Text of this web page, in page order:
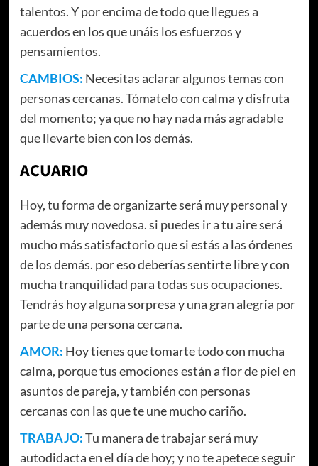
talentos. Y por encima de todo que llegues a
acuerdos en los que unáis los esfuerzos y
pensamientos.
CAMBIOS: Necesitas aclarar algunos temas con
personas cercanas. Tómatelo con calma y disfruta
del momento; ya que no hay nada más agradable
que llevarte bien con los demás.
ACUARIO
Hoy, tu forma de organizarte será muy personal y
además muy novedosa. si puedes ir a tu aire será
mucho más satisfactorio que si estás a las órdenes
de los demás. por eso deberías sentirte libre y con
mucha tranquilidad para todas sus ocupaciones.
Tendrás hoy alguna sorpresa y una gran alegría por
parte de una persona cercana.
AMOR: Hoy tienes que tomarte todo con mucha
calma, porque tus emociones están a flor de piel en
asuntos de pareja, y también con personas
cercanas con las que te une mucho cariño.
TRABAJO:Tu manera de trabajar será muy
autodidacta en el día de hoy; y no te apetece seguir